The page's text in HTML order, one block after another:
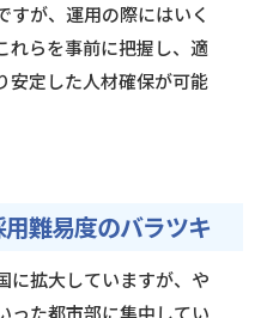
すが、運用の際にはいく
れらを事前に把握し、適
安定した人材確保が可能
難易度のバラツキ
に拡大していますが、や